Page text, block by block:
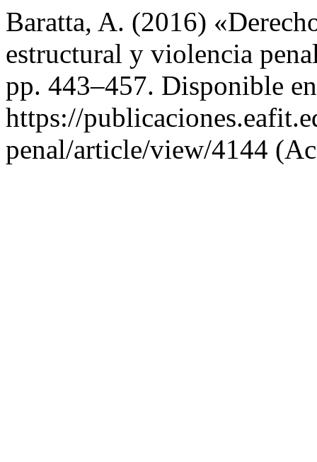
Baratta, A. (2016)
estructural y violencia
pp. 443–457. Disponible
https://
penal/article/view/4144